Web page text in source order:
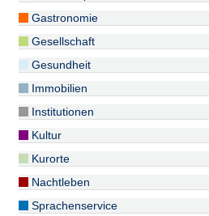
Gastronomie
Gesellschaft
Gesundheit
Immobilien
Institutionen
Kultur
Kurorte
Nachtleben
Sprachenservice